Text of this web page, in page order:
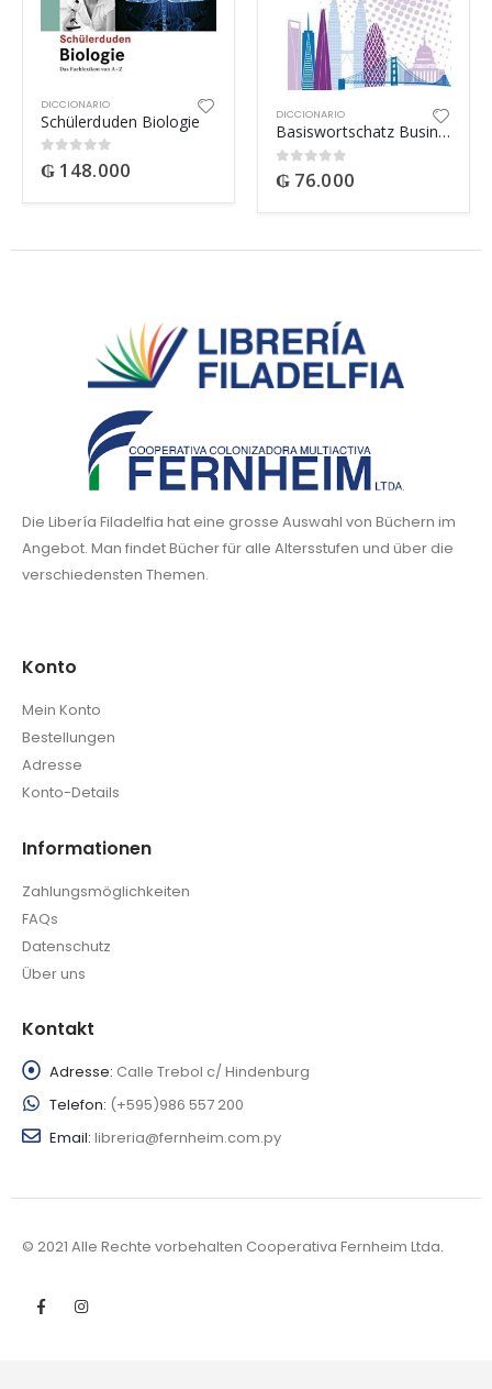
DICCIONARIO
Schülerduden Biologie
0out of 5
₲ 148.000
DICCIONARIO
Basiswortschatz Business Englisch
0out of 5
₲ 76.000
Die Libería Filadelfia hat eine grosse Auswahl von Büchern im
Angebot. Man findet Bücher für alle Altersstufen und über die
verschiedensten Themen.
Konto
Mein Konto
Bestellungen
Adresse
Konto-Details
Informationen
Zahlungsmöglichkeiten
FAQs
Datenschutz
Über uns
Kontakt
Adresse: Calle Trebol c/ Hindenburg
Telefon: (+595)986 557 200
Email: libreria@fernheim.com.py
© 2021 Alle Rechte vorbehalten Cooperativa Fernheim Ltda.